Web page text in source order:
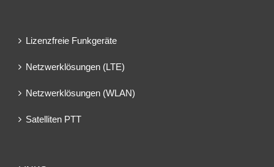
Lizenzfreie Funkgeräte
Netzwerklösungen (LTE)
Netzwerklösungen (WLAN)
Satelliten PTT